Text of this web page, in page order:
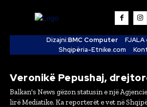
Dizajni:BMC Computer
FJALA
Shqipëria-Etnike.com
Veronikë Pepushaj,
Balkan's News gëzon statusin e një
lirë Mediatike. Ka reporterët e vet në